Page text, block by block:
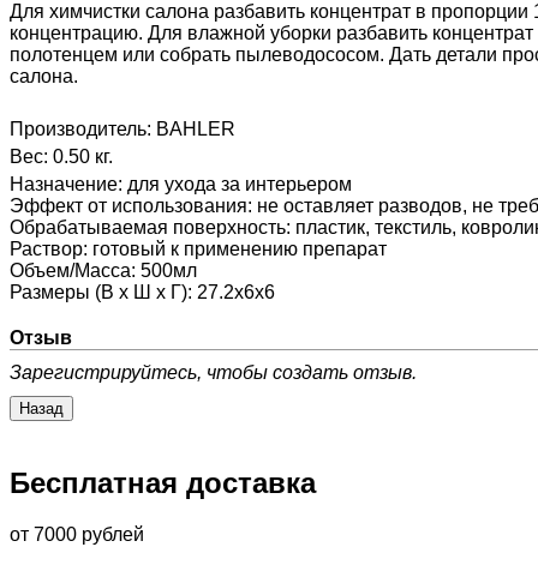
Для химчистки салона разбавить концентрат в
концентрацию. Для влажной уборки разбавить
полотенцем или собрать пылеводососом. Дать детали
салона.
Производитель: BAHLER
Вес: 0.50 кг.
Назначение: для ухода за интерьером
Эффект от использования: не оставляет разводов, не
Обрабатываемая поверхность: пластик, текстиль,
Раствор: готовый к применению препарат
Объем/Масса: 500мл
Размеры (В х Ш х Г): 27.2х6х6
Отзыв
Зарегистрируйтесь, чтобы создать отзыв.
Бесплатная доставка
от 7000 рублей